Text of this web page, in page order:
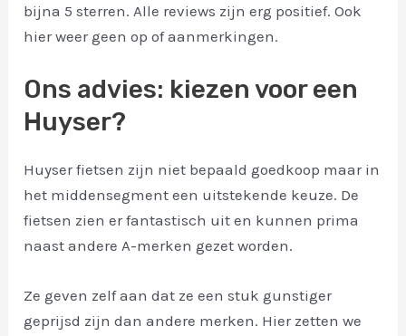
bijna 5 sterren. Alle reviews zijn erg positief. Ook
hier weer geen op of aanmerkingen.
Ons advies: kiezen voor een
Huyser?
Huyser fietsen zijn niet bepaald goedkoop maar in
het middensegment een uitstekende keuze. De
fietsen zien er fantastisch uit en kunnen prima
naast andere A-merken gezet worden.
Ze geven zelf aan dat ze een stuk gunstiger
geprijsd zijn dan andere merken. Hier zetten we